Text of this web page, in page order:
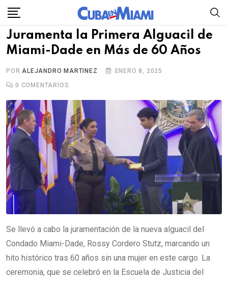
Skip
content
Juramenta la Primera Alguacil de
Miami-Dade en Más de 60 Años
PORALEJANDRO MARTINEZ
ENERO 8, 2025
0 COMENTARIOS
Se llevó a cabo la juramentación de la nueva alguacil del
Condado Miami-Dade, Rossy Cordero Stutz, marcando un
hito histórico tras 60 años sin una mujer en este cargo. La
ceremonia, que se celebró en la Escuela de Justicia del